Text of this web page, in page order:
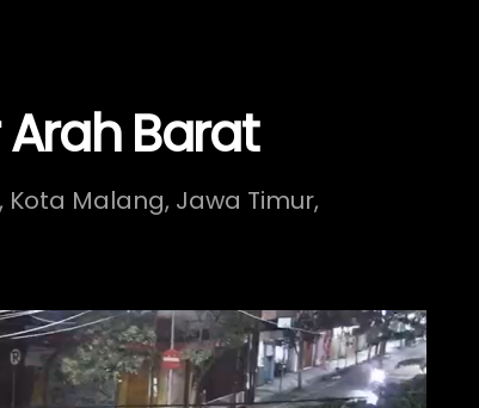
Arah Barat
Kota Malang, Jawa Timur,